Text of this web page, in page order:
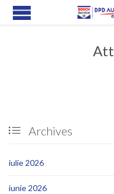
 Archives
iulie 2026
iunie 2026